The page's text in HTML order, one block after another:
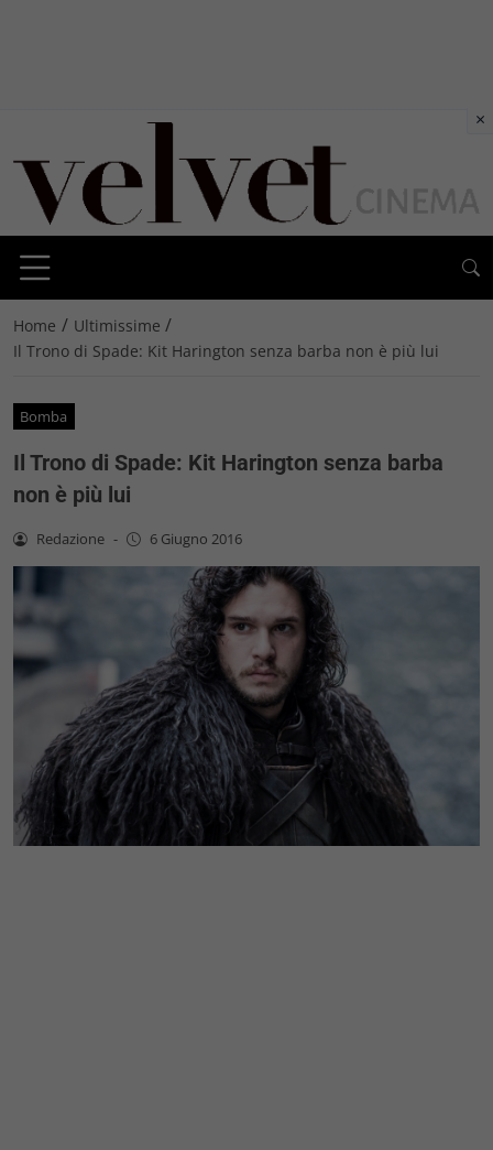
Home / Ultimissime /
Il Trono di Spade: Kit Harington senza barba non è più lui
Bomba
Il Trono di Spade: Kit Harington senza barba
non è più lui
Redazione - 6 Giugno 2016
×